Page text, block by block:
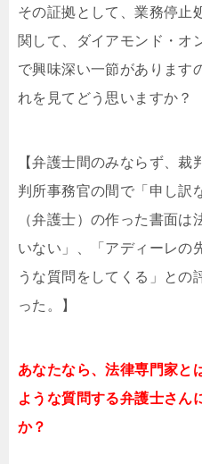
その証拠として、業務停止
関して、ダイアモンド・オ
で興味深い一節があります
れを見てどう思いますか？
【弁護士間のみならず、
判所事務官の間で「申し訳
（弁護士）の作った書面は
いない」、「アディーレの
うな質問をしてくる」との
った。】
あなたなら、法律専門家と
ような質問する弁護士さん
か？